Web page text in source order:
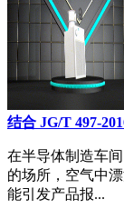
结合 JG/T 497-
在半导体制造车
的场所，空气中
能引发产品报...